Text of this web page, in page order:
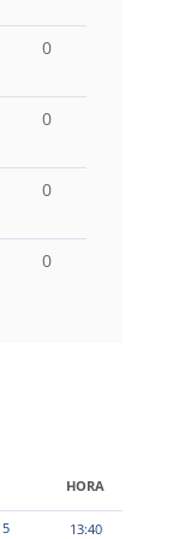
0
0
0
0
HORA
13:40